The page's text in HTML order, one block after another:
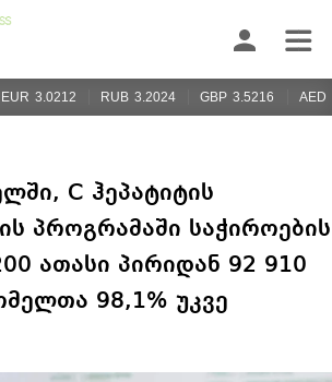
EUR 3.0212 RUB 3.2024 GBP 3.5216 AED
C ჰეპატიტის
პროგრამაში საჭიროების
ათასი პირიდან 92 910
98,1% უკვე